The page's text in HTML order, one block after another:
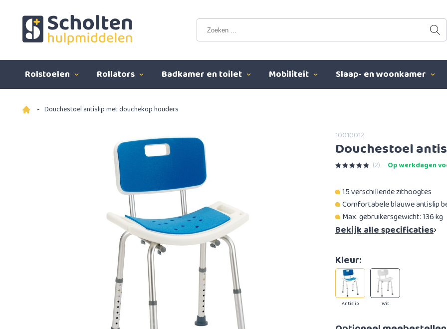
Rolstoelen Rollators Badkamer en toilet Mobiliteit Slaap- en woonkamer
- Douchestoel antislip met douchekop houders
10010012
Douchestoel
(2) Op werkdagen
15 verschillende zithoogtes
Comfortabele blauwe antislip
Max. gebruikersgewicht: 136 kg
Bekijk alle specificaties
Wit
Kleur:
Antislip